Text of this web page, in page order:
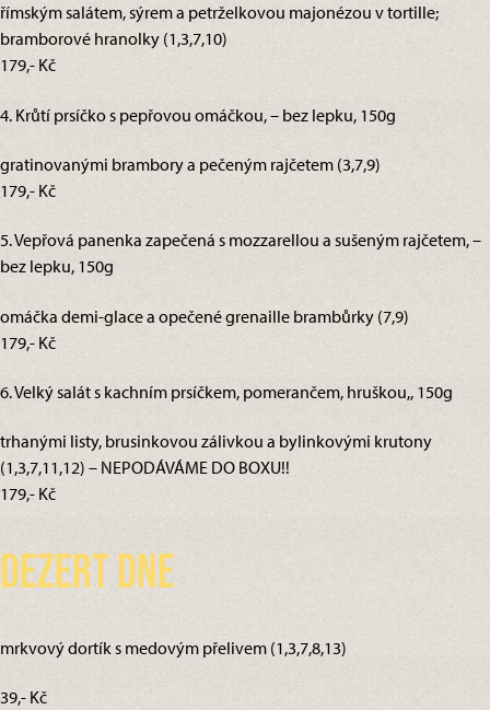
římským salátem, sýrem a petrželkovou majonézou v tortille;
bramborové hranolky (1,3,7,10)
179,- Kč
4. Krůtí prsíčko s pepřovou omáčkou, – bez lepku, 150g
gratinovanými brambory a pečeným rajčetem (3,7,9)
179,- Kč
5. Vepřová panenka zapečená s mozzarellou a sušeným rajčetem, –
bez lepku, 150g
omáčka demi-glace a opečené grenaille brambůrky (7,9)
179,- Kč
6. Velký salát s kachním prsíčkem, pomerančem, hruškou,, 150g
trhanými listy, brusinkovou zálivkou a bylinkovými krutony
(1,3,7,11,12) – NEPODÁVÁME DO BOXU!!
179,- Kč
Dezert dne
mrkvový dortík s medovým přelivem (1,3,7,8,13)
39,- Kč